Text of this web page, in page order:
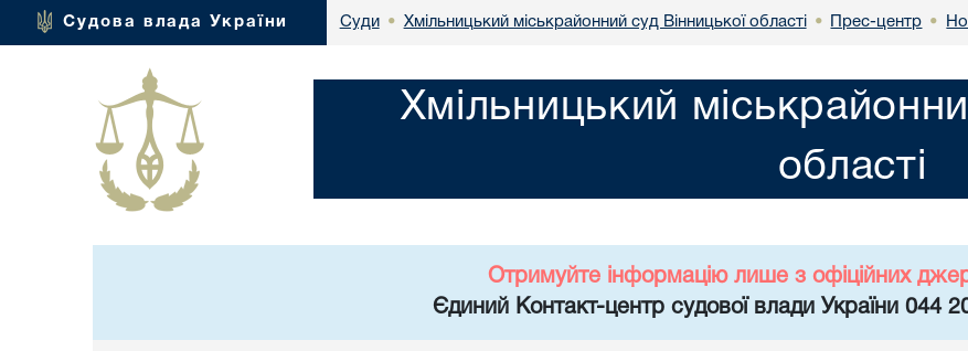
Судова влада України Суди • Хмільницький міськрайонний суд Вінницької області • Прес-центр •
Хмільницький
області
Отримуйте інформацію лише з офіційних
Єдиний Контакт-центр судової влади України 044